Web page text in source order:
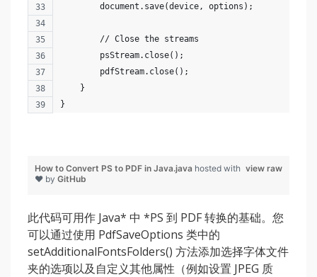
        document.save(device, options);
        // Close the streams
        psStream.close();
        pdfStream.close();
    }
}
view raw
How to Convert PS to PDF in Java.java hosted with
❤ by GitHub
此代码可用作 Java* 中 *PS 到 PDF 转换的基础。您
可以通过使用 PdfSaveOptions 类中的
setAdditionalFontsFolders() 方法添加选择字体文件
夹的选项以及自定义其他属性（例如设置 JPEG 质